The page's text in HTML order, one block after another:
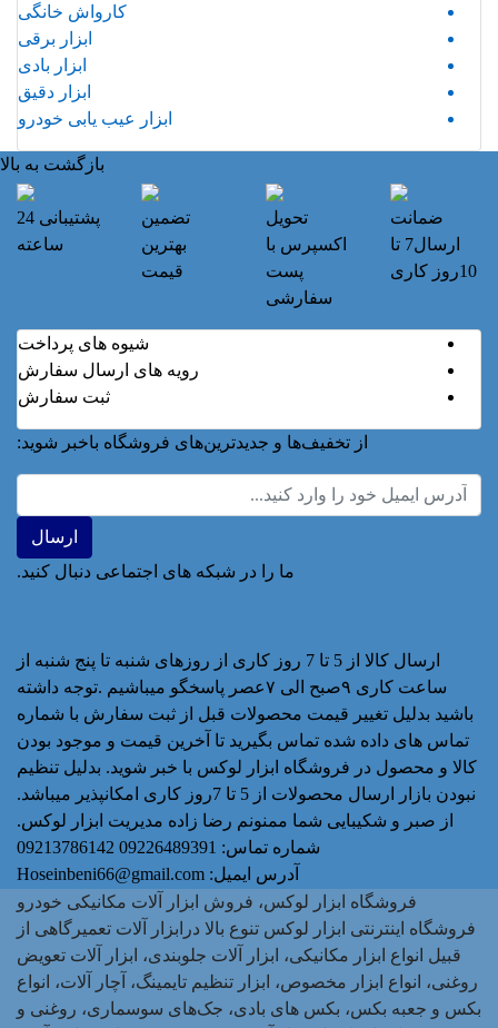
کارواش خانگی
ابزار برقی
ابزار بادی
ابزار دقیق
ابزار عیب یابی خودرو
بازگشت به بالا
ضمانت
ارسال7 تا
10روز کاری
تحویل
اکسپرس با
پست
سفارشی
تضمین
بهترین
قیمت
پشتیبانی 24
ساعته
شیوه های پرداخت
رویه های ارسال سفارش
ثبت سفارش
از تخفیف‌ها و جدیدترین‌های فروشگاه باخبر شوید:
ما را در شبکه های اجتماعی دنبال کنید.
ارسال کالا از 5 تا 7 روز کاری از روزهای شنبه تا پنج شنبه از
ساعت کاری ۹صبح الی ۷عصر پاسخگو میباشیم .توجه داشته
باشید بدلیل تغییر قیمت محصولات قبل از ثبت سفارش با شماره
تماس های داده شده تماس بگیرید تا آخرین قیمت و موجود بودن
کالا و محصول در فروشگاه ابزار لوکس با خبر شوید. بدلیل تنظیم
نبودن بازار ارسال محصولات از 5 تا 7روز کاری امکانپذیر میباشد.
از صبر و شکیبایی شما ممنونم رضا زاده مدیریت ابزار لوکس.
شماره تماس: 09226489391 09213786142
آدرس ایمیل: Hoseinbeni66@gmail.com
فروشگاه ابزار لوکس، فروش ابزار آلات مکانیکی خودرو
فروشگاه اینترنتی ابزار لوکس تنوع بالا درابزار آلات تعمیرگاهی از
قبیل انواع ابزار مکانیکی، ابزار آلات جلوبندی، ابزار آلات تعویض
روغنی، انواع ابزار مخصوص، ابزار تنظیم تایمینگ، آچار آلات، انواع
بکس و جعبه بکس، بکس های بادی، جک‌های سوسماری، روغنی و